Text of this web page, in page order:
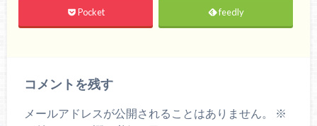
Pocket feedly
コメントを残す
メールアドレスが公開されることはありません。
※